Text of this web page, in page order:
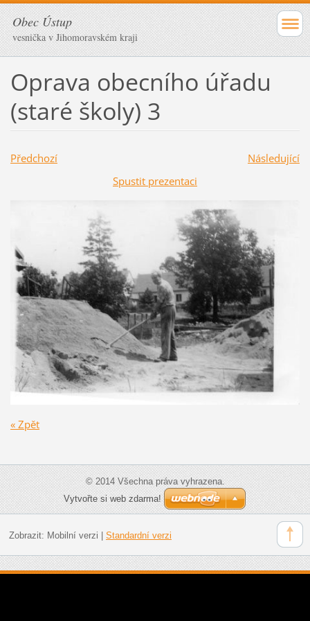
Obec Ústup
vesnička v Jihomoravském kraji
Oprava obecního úřadu
(staré školy) 3
Předchozí
Následující
Spustit prezentaci
« Zpět
© 2014 Všechna práva vyhrazena.
Vytvořte si web zdarma!
Zobrazit: Mobilní verzi Standardní verzi